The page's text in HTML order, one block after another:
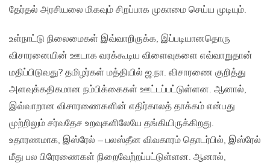
தேர்தல் அரசியலை மிகவும் சிறப்பாக முகாமை செய்ய முடியும்.
உள்நாட்டு நிலைமைகள் இவ்வாறிருக்க, இப்படியானதொரு
விசாரனையின் ஊடாக வரக்கூடிய விளைவுகளை எவ்வாறுதான்
மதிப்பிடுவது? தமிழர்கள் மத்தியில் ஜ.நா. விசாரணை குறித்து
அளவுக்கதிகமான நம்பிக்கைகள் ஊட்டப்பட்டுள்ளன. ஆனால்,
இவ்வாறான விசாரணைகளின் எதிர்காலத் தாக்கம் என்பது
முற்றிலும் சர்வதேச உறவுகளிலேயே தங்கியிருக்கிறது.
உதாரணமாக, இஸ்ரேல் – பலஸ்தீன விவகாரம் தொடர்பில், இஸ்ரேல்
மீது பல பிரேரணைகள் நிறைவேற்றப்பட்டுள்ளன. ஆனால்,